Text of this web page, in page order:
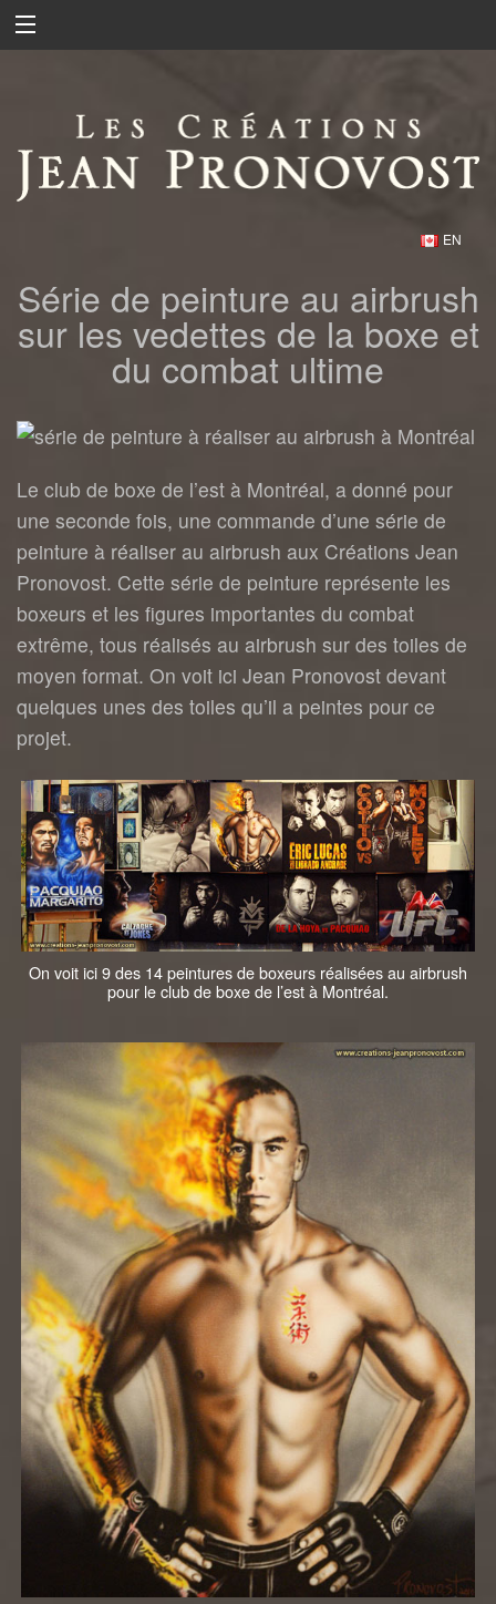
EN
Série de peinture au airbrush
sur les vedettes de la boxe et
du combat ultime
Le club de boxe de l’est à Montréal, a donné pour
une seconde fois, une commande d’une série de
peinture à réaliser au airbrush aux Créations Jean
Pronovost. Cette série de peinture représente les
boxeurs et les figures importantes du combat
extrême, tous réalisés au airbrush sur des toiles de
moyen format. On voit ici Jean Pronovost devant
quelques unes des toiles qu’il a peintes pour ce
projet.
On voit ici 9 des 14 peintures de boxeurs réalisées au airbrush
pour le club de boxe de l’est à Montréal.